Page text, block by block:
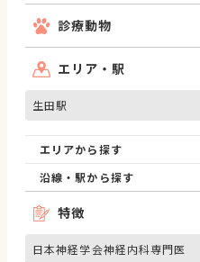
診療動物
エリア・駅
生田駅
エリアから探す
沿線・駅から探す
特徴
日本神経学会神経内科専門医